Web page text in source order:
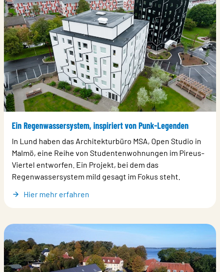
Ein Regenwassersystem, inspiriert von Punk-Legenden
In Lund haben das Architekturbüro MSA, Open Studio in
Malmö, eine Reihe von Studentenwohnungen im Pireus-
Viertel entworfen. Ein Projekt, bei dem das
Regenwassersystem mild gesagt im Fokus steht.
Hier mehr erfahren